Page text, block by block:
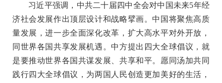
习近平强调，中共二十届四中全会对中国未来5年经
济社会发展作出顶层设计和战略擘画。中国将聚焦高质
量发展，进一步全面深化改革，扩大高水平对外开放，
同世界各国共享发展机遇。中方提出四大全球倡议，就
是要推动世界各国共谋发展、共享和平。愿同汤加共同
践行四大全球倡议，为两国人民创造更加美好的生活，